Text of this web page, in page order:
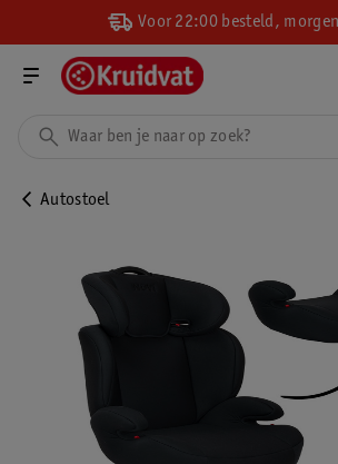
Voor 22:00 besteld,
Autostoel